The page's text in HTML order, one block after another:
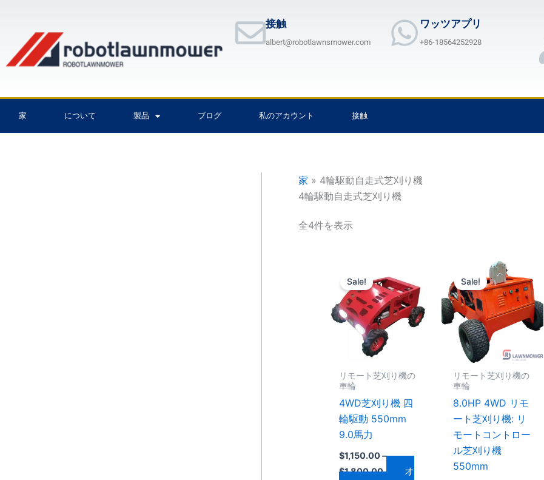
キ
プ
接触
albert@robotlawnsmower.com
ワッツアプリ
+86-18564252928
家 について 製品 ブログ 私のアカウント 接触
家 » 4輪駆動自走式芝刈り機
4輪駆動自走式芝刈り機
全4件を表示
Sale!
リモート芝刈り機の
車輪
4WD芝刈り機 四
輪駆動 550mm
9.0馬力
$1,150.00–
$1,800.00
格
帯:
$1,150.00
–
$1,800.00
オ
の
商
品
に
は
数
バ
リ
エ
ー
シ
Sale!
リモート芝刈り機の
車輪
8.0HP 4WD リモ
ート芝刈り機: リ
モートコントロー
ル芝刈り機
550mm
価
格
帯:
$1,300.00
–
$2,000.00
こ
の
商
品
に
は
複
数
バ
リ
エ
ー
シ